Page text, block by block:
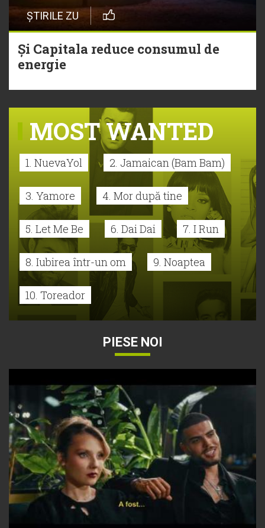
ȘTIRILE ZU
Și Capitala reduce consumul de
energie
MOST WANTED
1. NuevaYol 2. Jamaican (Bam Bam)
3. Yamore 4. Mor după tine
5. Let Me Be 6. Dai Dai 7. I Run
8. Iubirea într-un om 9. Noaptea
10. Toreador
PIESE NOI